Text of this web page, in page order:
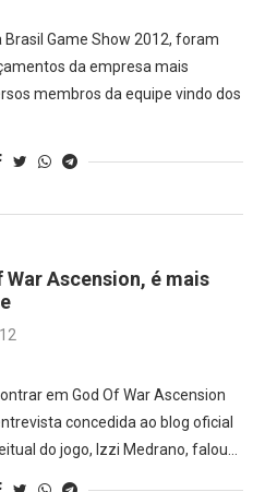
Brasil Game Show 2012, foram
da empresa mais
membros da equipe vindo dos
Ascension, é mais
em God Of War Ascension
concedida ao blog oficial
do jogo, Izzi Medrano, falou…